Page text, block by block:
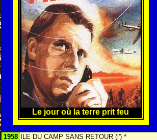
Le jour où la terre prit feu
1958
ILE DU CAMP SANS RETOUR (l') *